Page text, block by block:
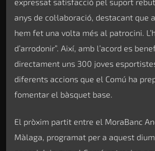
anys de col·laboració, destacant que
hem fet una volta més al patrocini.
d’arrodonir”. Així, amb l’acord es
directament uns 300 joves
diferents accions que el Comú ha
fomentar el bàsquet base.
El pròxim partit entre el MoraBanc
Màlaga, programat per a aquest